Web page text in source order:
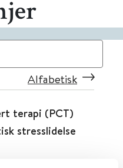
Alfabetisk
terapi (PCT)
stresslidelse